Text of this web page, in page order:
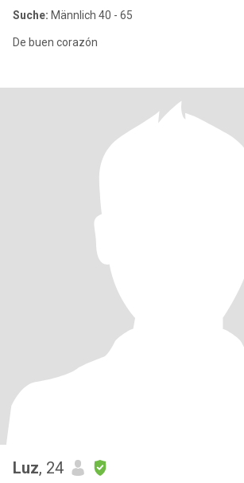
Suche: Männlich 40 - 65
De buen corazón
Luz, 24